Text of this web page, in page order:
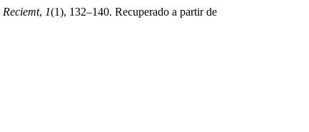
Reciemt, 1(1), 132–140. Recuperado a partir de